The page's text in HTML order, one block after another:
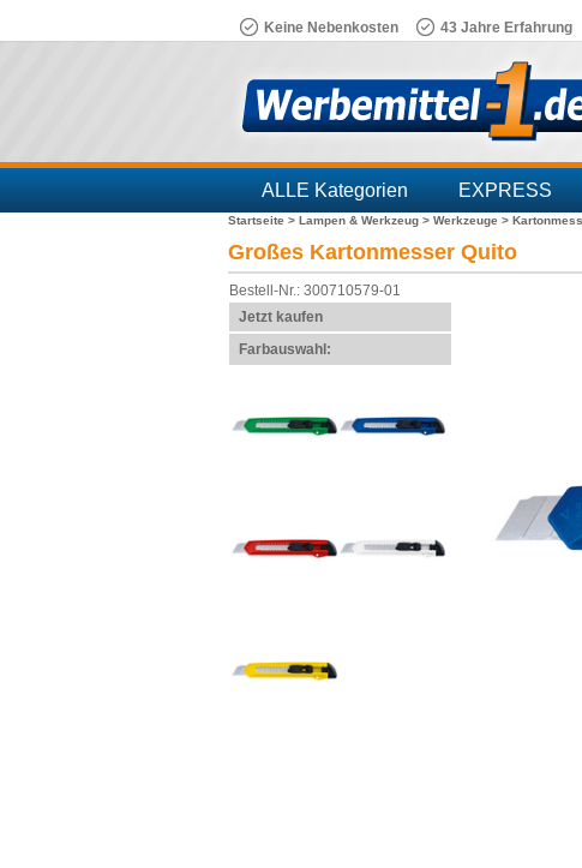
Keine Nebenkosten 43 Jahre Erfahrung
ALLE Kategorien EXPRESS
Branchen
Startseite > Lampen & Werkzeug > Werkzeuge >
Großes Kartonmesser Quito
Bestell-Nr.: 300710579-01
Jetzt kaufen
Farbauswahl: